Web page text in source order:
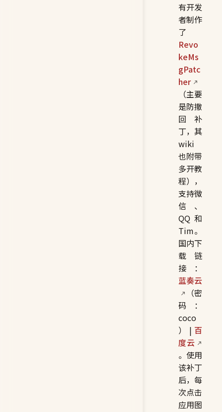
有开发
者制作
了
Revo
keMs
gPatc
her
（主要
是防撤
回补
丁，其
wiki
也附带
多开教
程），
支持微
信、
QQ 和
Tim。
国内下
载链
接：
蓝奏云
（密
码：
coco
） | 百
度云
。使用
该补丁
后，每
次点击
应用图